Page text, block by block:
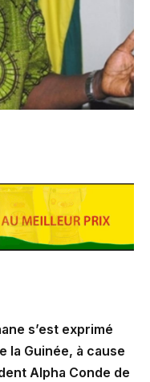
s’est exprimé
la Guinée, à cause
Alpha Conde de